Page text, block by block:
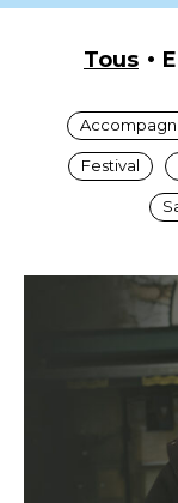
Tous
Festival